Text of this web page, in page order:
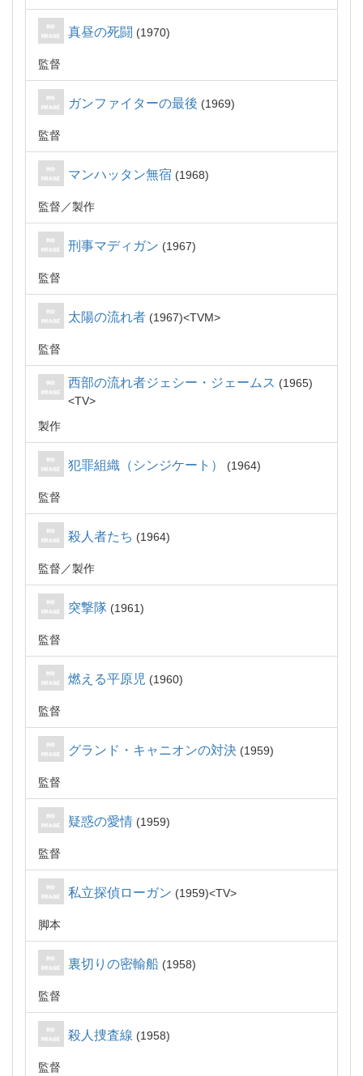
真昼の死闘 1970
監督
ガンファイターの最後 1969
監督
マンハッタン無宿 1968
監督 製作
刑事マディガン 1967
監督
太陽の流れ者 1967 TVM
監督
西部の流れ者ジェシー・ジェームス
1965
TV
製作
犯罪組織（シンジケート） 1964
監督
殺人者たち 1964
監督 製作
突撃隊 1961
監督
燃える平原児 1960
監督
グランド・キャニオンの対決 1959
監督
疑惑の愛情 1959
監督
私立探偵ローガン 1959 TV
脚本
裏切りの密輸船 1958
監督
殺人捜査線 1958
監督